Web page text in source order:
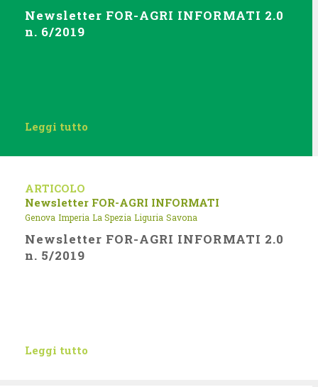
Newsletter FOR-AGRI INFORMATI 2.0
n. 6/2019
Leggi tutto
ARTICOLO
Newsletter FOR-AGRI INFORMATI
Genova Imperia La Spezia Liguria Savona
Newsletter FOR-AGRI INFORMATI 2.0
n. 5/2019
Leggi tutto